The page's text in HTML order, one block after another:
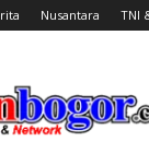
Nusantara TNI
Bogor